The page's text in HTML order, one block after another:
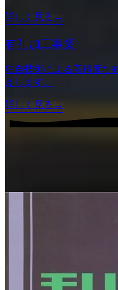
詳しく見る
有孔加工事業
独自技術による高精度な
えします。
詳しく見る